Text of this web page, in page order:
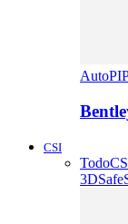
CSI
Todo
3DSafe